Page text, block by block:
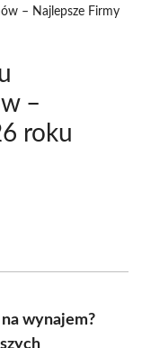
– Najlepsze Firmy
–
roku
wynajem?